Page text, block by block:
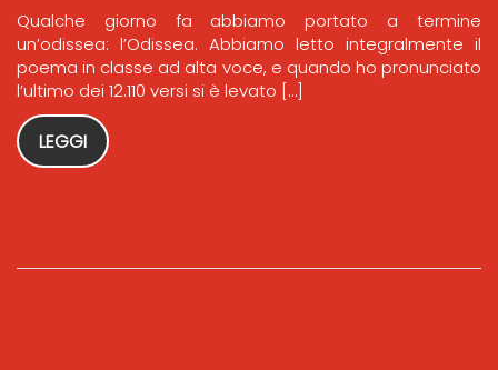
Qualche giorno fa abbiamo portato a termine
un’odissea: l’Odissea. Abbiamo letto integralmente il
poema in classe ad alta voce, e quando ho pronunciato
l’ultimo dei 12.110 versi si è levato […]
LEGGI